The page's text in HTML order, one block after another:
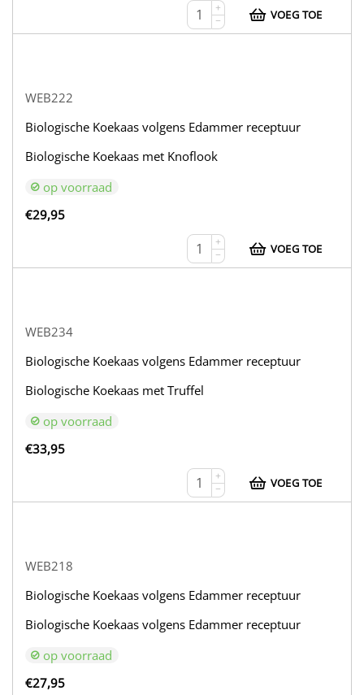
+
−
VOEG TOE
WEB222
Biologische Koekaas volgens Edammer receptuur
Biologische Koekaas met Knoflook
op voorraad
€29,95
+
−
VOEG TOE
WEB234
Biologische Koekaas volgens Edammer receptuur
Biologische Koekaas met Truffel
op voorraad
€33,95
+
−
VOEG TOE
WEB218
Biologische Koekaas volgens Edammer receptuur
Biologische Koekaas volgens Edammer receptuur
op voorraad
€27,95